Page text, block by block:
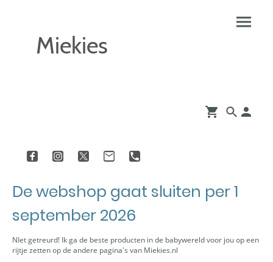
Miekies
De webshop gaat sluiten per 1
september 2026
NIet getreurd! Ik ga de beste producten in de babywereld voor jou op een
rijtje zetten op de andere pagina's van Miekies.nl